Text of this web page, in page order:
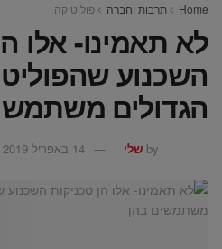
Home תרבות וחברה פוליטיקה
לא תאמינו- אלו
השכנוע
הגדולים
by שלי 14 באפריל 2019